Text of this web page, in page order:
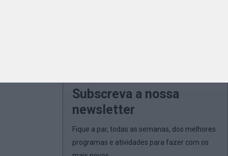
Subscreva a nossa
newsletter
Fique a par, todas as semanas, dos melhores
programas e atividades para fazer com os